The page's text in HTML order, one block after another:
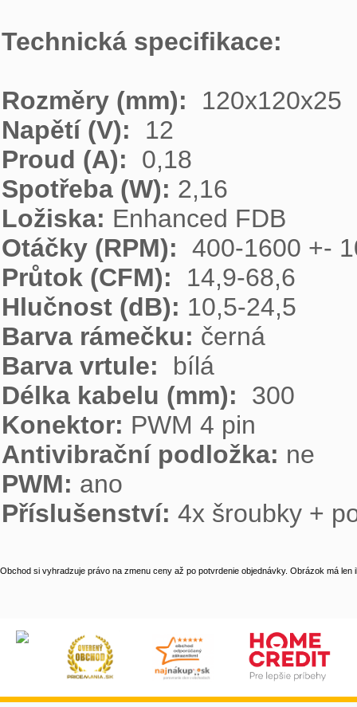
Technická specifikace:
Rozměry (mm):
Napětí (V):
Proud (A):
Spotřeba (W):
Ložiska:
Otáčky (RPM):
Průtok (CFM):
Hlučnost (dB):
Barva rámečku:
Barva vrtule:
Délka kabelu (mm):
Konektor:
Antivibrační podložka:
PWM:
Příslušenství: 4x šroubky +
Obchod si vyhradzuje právo na zmenu ceny až po potvrdenie objednávky. Obrázok má len